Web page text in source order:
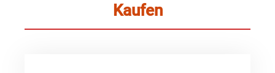
Kaufen